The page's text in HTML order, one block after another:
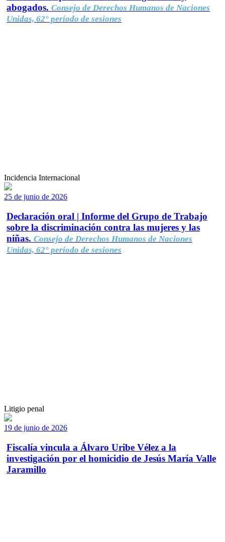
abogados. Consejo de Derechos Humanos de Naciones
Unidas, 62° período de sesiones
Incidencia Internacional
25 de junio de 2026
Declaración oral | Informe del Grupo de Trabajo
sobre la discriminación contra las mujeres y las
niñas. Consejo de Derechos Humanos de Naciones
Unidas, 62° período de sesiones
Litigio penal
19 de junio de 2026
Fiscalía vincula a Álvaro Uribe Vélez a la
investigación por el homicidio de Jesús María Valle
Jaramillo